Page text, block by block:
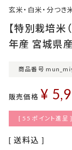
玄米・白米・分つ
【特別栽培米
年産 宮城県産
商品番号
販売価格 ¥
[ 55 ポイント進呈 ]
送料込